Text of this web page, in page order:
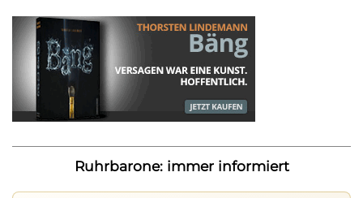
Ruhrbarone: immer informiert